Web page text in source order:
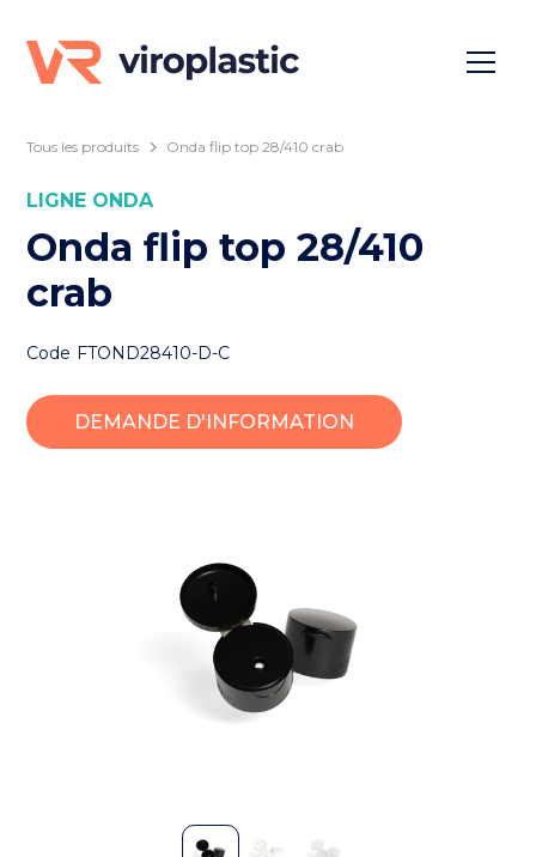
Tous les produits Onda flip top 28/410 crab
LIGNE ONDA
Onda flip top 28/410
crab
Code FTOND28410-D-C
DEMANDE D'INFORMATION